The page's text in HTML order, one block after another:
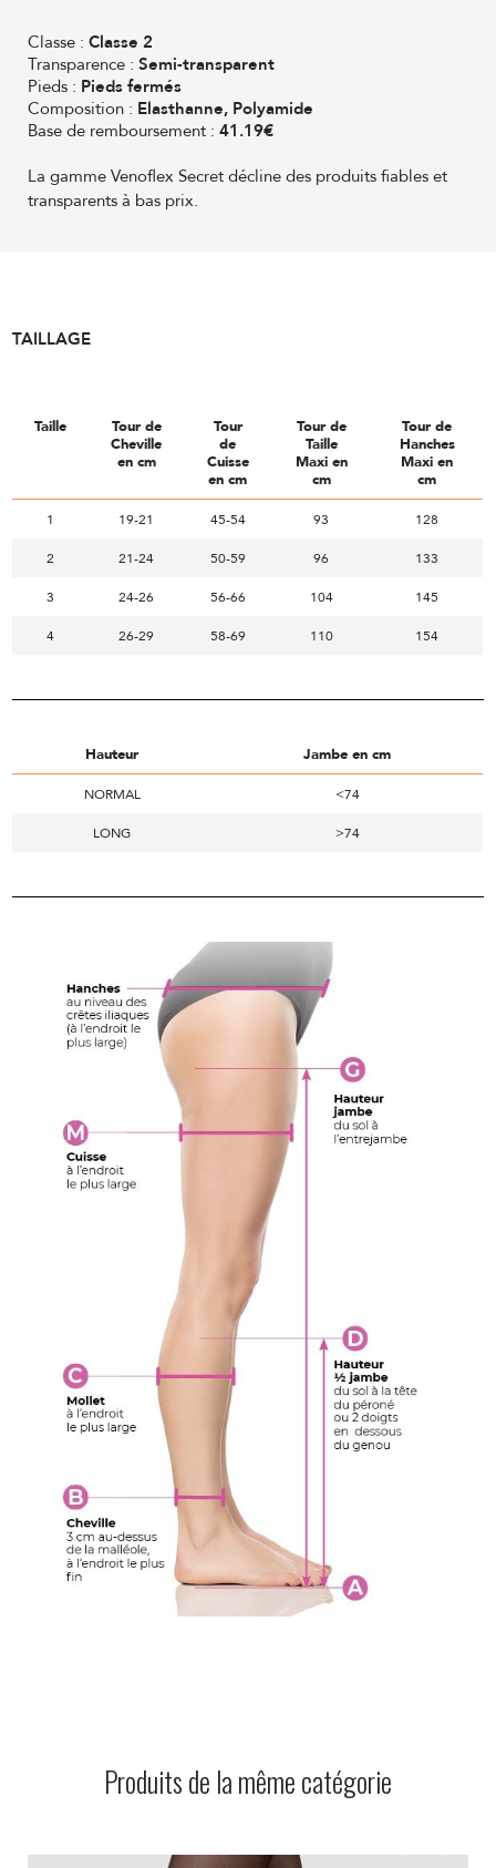
Classe : Classe 2
Transparence : Semi-transparent
Pieds : Pieds fermés
Composition : Elasthanne, Polyamide
Base de remboursement : 41.19€
La gamme Venoflex Secret décline des produits fiables et
transparents à bas prix.
TAILLAGE
Taille Tour de
Cheville
en cm
Tour
de
Cuisse
en cm
Tour de
Taille
Maxi en
cm
Tour de
Hanches
Maxi en
cm
1 19-21 45-54 93
128
2
21-24 50-59 96
133
3
24-26 56-66 104
145
4
26-29 58-69 110 154
Hauteur Jambe en cm
NORMAL
<74
LONG
>74
Produits de la même catégorie